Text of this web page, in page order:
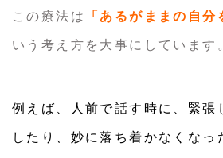
この療法は 「あるがままの自分
いう考え方を大事にしています
例えば、人前で話す時に、緊張
したり、妙に落ち着かなくなっ